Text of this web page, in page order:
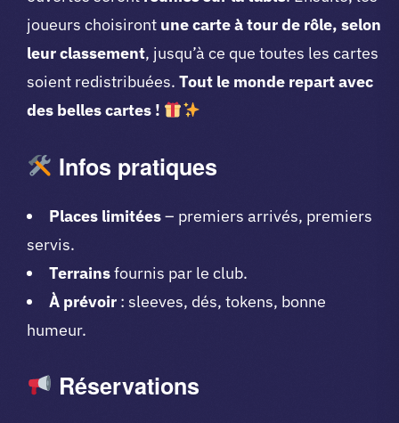
joueurs choisiront une carte à tour de rôle, selon
leur classement, jusqu’à ce que toutes les cartes
soient redistribuées. Tout le monde repart avec
des belles cartes !
Infos pratiques
Places limitées– premiers arrivés, premiers
servis.
Terrainsfournis par le club.
À prévoir : sleeves, dés, tokens, bonne
humeur.
Réservations